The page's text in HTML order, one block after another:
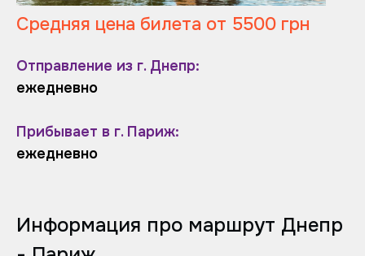
Средняя цена билета от 5500 грн
Отправление из г. Днепр:
ежедневно
Прибывает в г. Париж:
ежедневно
Информация про маршрут Днепр